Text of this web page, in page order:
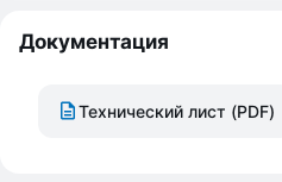
Документация
Технический лист (PDF)